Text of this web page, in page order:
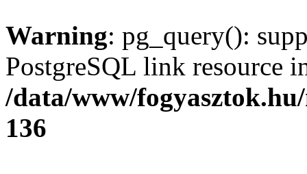
Warning: pg_query():
PostgreSQL link resource
/data/www/
136